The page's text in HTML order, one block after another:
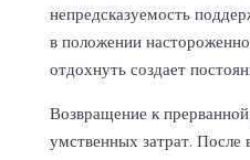
непредсказуемость
в положении
отдохнуть создает
Возвращение к
умственных затрат. После